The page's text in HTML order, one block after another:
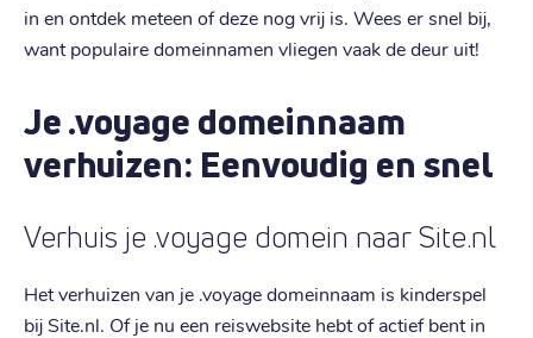
in en ontdek meteen of deze nog vrij is. Wees er snel bij,
want populaire domeinnamen vliegen vaak de deur uit!
Je .voyage domeinnaam
verhuizen: Eenvoudig en snel
Verhuis je .voyage domein naar Site.nl
Het verhuizen van je .voyage domeinnaam is kinderspel
bij Site.nl. Of je nu een reiswebsite hebt of actief bent in